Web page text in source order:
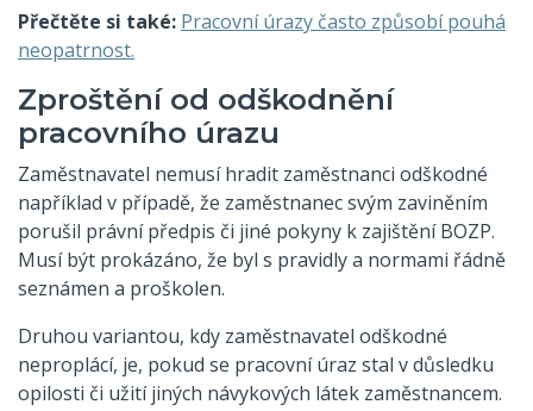
Přečtěte si také: Pracovní úrazy často způsobí pouhá
neopatrnost.
Zproštění od odškodnění
pracovního úrazu
Zaměstnavatel nemusí hradit zaměstnanci odškodné
například v případě, že zaměstnanec svým zaviněním
porušil právní předpis či jiné pokyny k zajištění BOZP.
Musí být prokázáno, že byl s pravidly a normami řádně
seznámen a proškolen.
Druhou variantou, kdy zaměstnavatel odškodné
neproplácí, je, pokud se pracovní úraz stal v důsledku
opilosti či užití jiných návykových látek zaměstnancem.